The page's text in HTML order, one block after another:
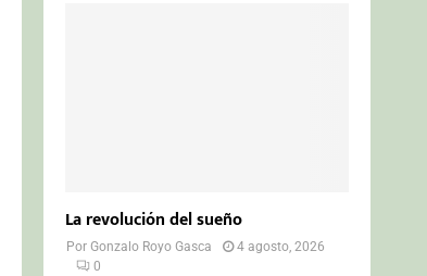
La revolución del sueño
PorGonzalo Royo Gasca
4 agosto, 2026
0